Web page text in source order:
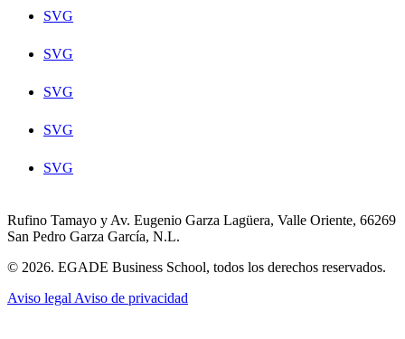
SVG
SVG
SVG
SVG
SVG
Rufino Tamayo y Av. Eugenio Garza Lagüera, Valle Oriente, 66269
San Pedro Garza García, N.L.
© 2026. EGADE Business School, todos los derechos reservados.
Aviso legal Aviso de privacidad